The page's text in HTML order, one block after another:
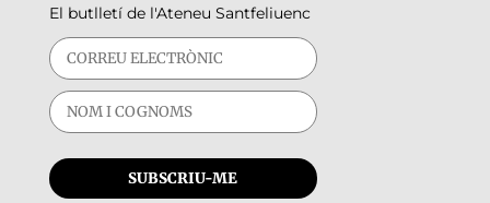
El butlletí de l'Ateneu Santfeliuenc